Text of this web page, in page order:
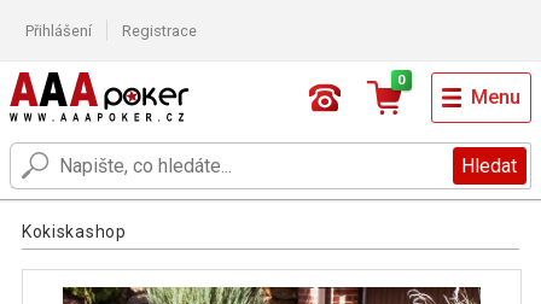
Přihlášení Registrace
Hledat
0
Menu
Kokiskashop